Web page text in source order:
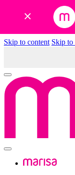
Skip to content Skip to